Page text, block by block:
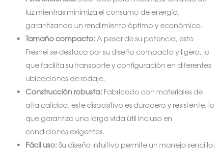
luz mientras minimiza el consumo de energía,
garantizando un rendimiento óptimo y económico.
Tamaño compacto: A pesar de su potencia, este
Fresnel se destaca por su diseño compacto y ligero, lo
que facilita su transporte y configuración en diferentes
ubicaciones de rodaje.
Construcción robusta: Fabricado con materiales de
alta calidad, este dispositivo es duradero y resistente, lo
que garantiza una larga vida útil incluso en
condiciones exigentes.
Fácil uso: Su diseño intuitivo permite un manejo sencillo,